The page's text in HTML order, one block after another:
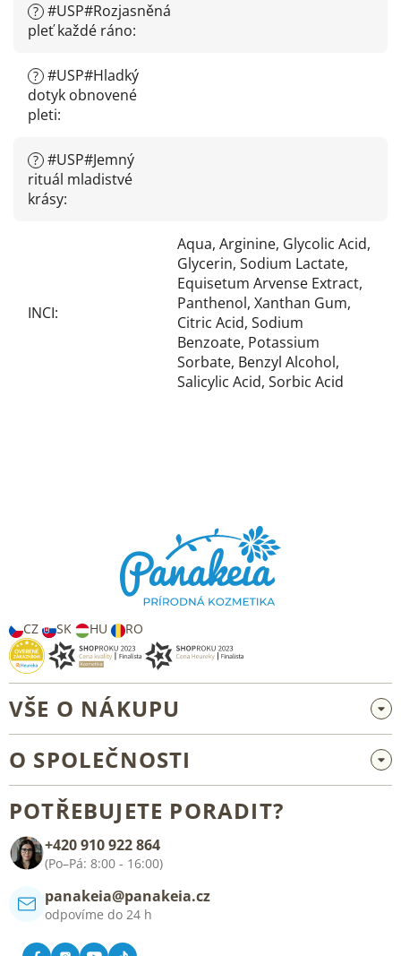
? #USP#Rozjasněná
pleť každé ráno:
? #USP#Hladký
dotyk obnovené
pleti:
? #USP#Jemný
rituál mladistvé
krásy:
INCI:
Aqua, Arginine, Glycolic Acid,
Glycerin, Sodium Lactate,
Equisetum Arvense Extract,
Panthenol, Xanthan Gum,
Citric Acid, Sodium
Benzoate, Potassium
Sorbate, Benzyl Alcohol,
Salicylic Acid, Sorbic Acid
CZ SK HU RO
VŠE O NÁKUPU
Velkoobchod a spolupráce
Všeobecné obchodní podmínky
O SPOLEČNOSTI
Kontakt
POTŘEBUJETE PORADIT?
+420 910 922 864
(Po–Pá: 8:00 - 16:00)
panakeia@panakeia.cz
odpovíme do 24 h